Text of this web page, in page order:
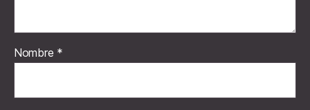
Nombre *